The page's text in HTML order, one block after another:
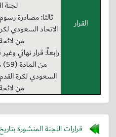
القرار
لجنة
ثالثا: مصادرة
من
من
قرارات اللجنة المنشورة